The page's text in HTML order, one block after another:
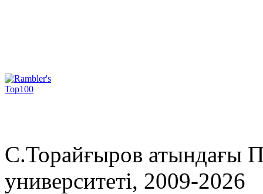
С.Торайғыров атындағы
университеті, 2009-2026